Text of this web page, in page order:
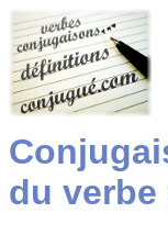
du verbe